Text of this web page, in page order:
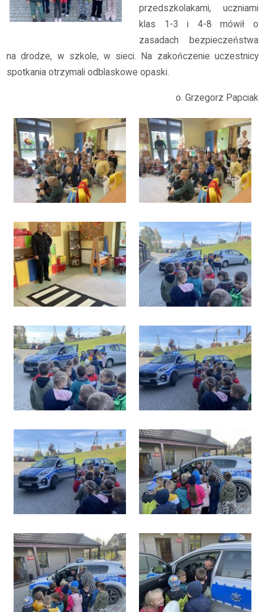
przedszkolakami, uczniami
klas 1-3 i 4-8 mówił o
zasadach bezpieczeństwa
na drodze, w szkole, w sieci. Na zakończenie uczestnicy
spotkania otrzymali odblaskowe opaski.
o. Grzegorz Papciak